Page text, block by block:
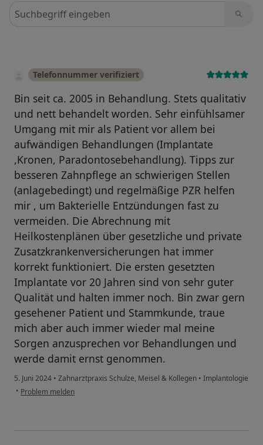
Bewertungen durchsuchen
Telefonnummer verifiziert
Bin seit ca. 2005 in Behandlung. Stets qualitativ
und nett behandelt worden. Sehr einfühlsamer
Umgang mit mir als Patient vor allem bei
aufwändigen Behandlungen (Implantate
,Kronen, Paradontosebehandlung). Tipps zur
besseren Zahnpflege an schwierigen Stellen
(anlagebedingt) und regelmäßige PZR helfen
mir , um Bakterielle Entzündungen fast zu
vermeiden. Die Abrechnung mit
Heilkostenplänen über gesetzliche und private
Zusatzkrankenversicherungen hat immer
korrekt funktioniert. Die ersten gesetzten
Implantate vor 20 Jahren sind von sehr guter
Qualität und halten immer noch. Bin zwar gern
gesehener Patient und Stammkunde, traue
mich aber auch immer wieder mal meine
Sorgen anzusprechen vor Behandlungen und
werde damit ernst genommen.
5. Juni 2024 • Zahnarztpraxis Schulze, Meisel & Kollegen • Implantologie
• Problem melden